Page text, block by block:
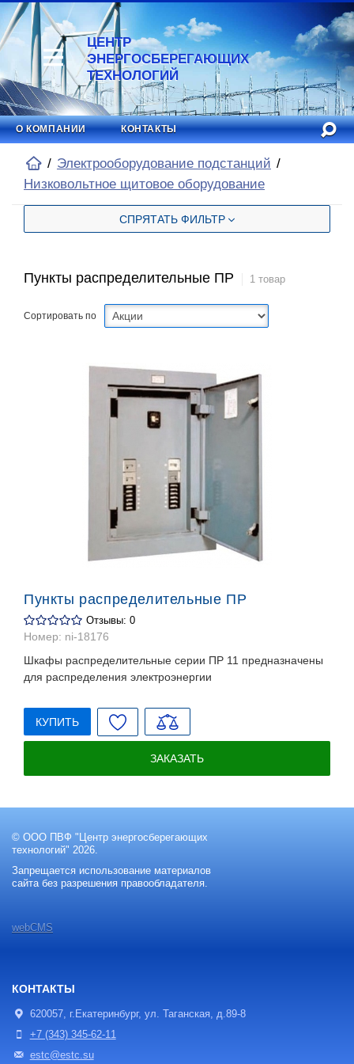
ЦЕНТР
ЭНЕРГОСБЕРЕГАЮЩИХ
ТЕХНОЛОГИЙ
О КОМПАНИИ КОНТАКТЫ
Электрооборудование подстанций
Низковольтное щитовое оборудование
СПРЯТАТЬ ФИЛЬТР
Пункты распределительные ПР 1 товар
Сортировать по
Пункты распределительные ПР
Отзывы: 0
Номер: ni-18176
Шкафы распределительные серии ПР 11 предназначены
для распределения электроэнергии
КУПИТЬ
ЗАКАЗАТЬ
© ООО ПВФ "Центр энергосберегающих
технологий" 2026.
Запрещается использование материалов
сайта без разрешения правообладателя.
webCMS
КОНТАКТЫ
620057, г.Екатеринбург, ул. Таганская, д.89-8
+7 (343) 345-62-11
estc@estc.su